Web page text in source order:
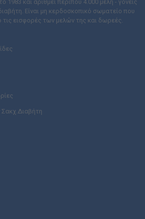
1983 και αριθμεί περίπου 4.000 μέλη - γονείς
Είναι μη κερδοσκοπικό σωματείο που
τις εισφορές των μελών της και δωρεές.
Σακχ.Διαβήτη